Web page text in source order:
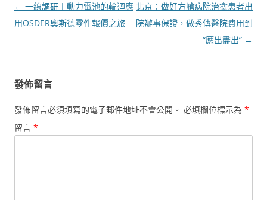
文
章
← 一線調研丨動力電池的輪迴應
用OSDER奧斯德零件報價之旅
北京：做好方艙病院治愈患者出
院辦事保證，做秀傳醫院費用到
“應出盡出” →
發佈留言
發佈留言必須填寫的電子郵件地址不會公開。 必填欄位標示為 *
留言 *